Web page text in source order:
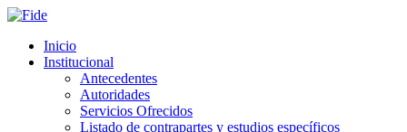
Inicio
Institucional
Antecedentes
Autoridades
Servicios Ofrecidos
Listado de contrapartes y estudios específicos